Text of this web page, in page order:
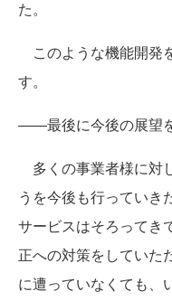
た。
このような機能開発
す。
――最後に今後の展望
多くの事業者様に対
うを今後も行っていき
サービスはそろってき
正への対策をしていた
に遭っていなくても、